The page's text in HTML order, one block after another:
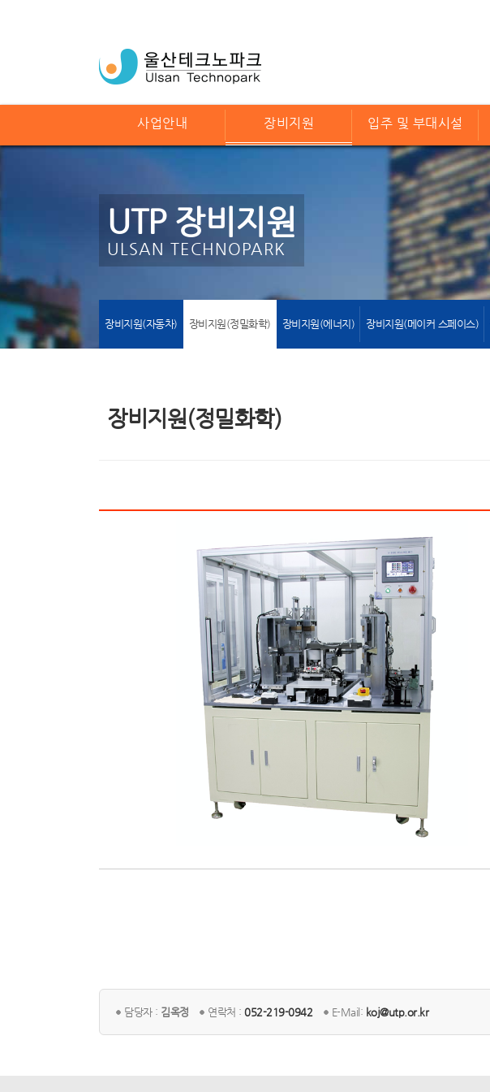
사업안내 장비지원 입주 및 부대시설
UTP 장비지원
ULSAN TECHNOPARK
장비지원(자동차) 장비지원(정밀화학) 장비지원(에너지) 장비지원(메이커 스페이스)
장비지원(정밀화학)
담당자 : 김옥정 연락처 : 052-219-0942 E-Mail: koj@utp.or.kr